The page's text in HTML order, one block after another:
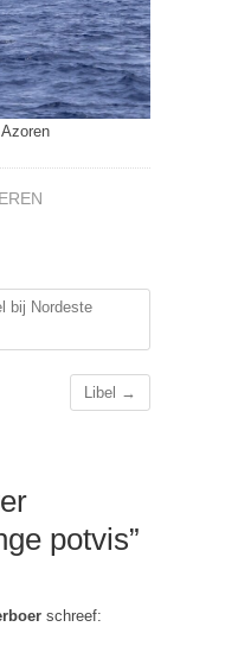
bij Nordeste
Libel →
potvis”
schreef: